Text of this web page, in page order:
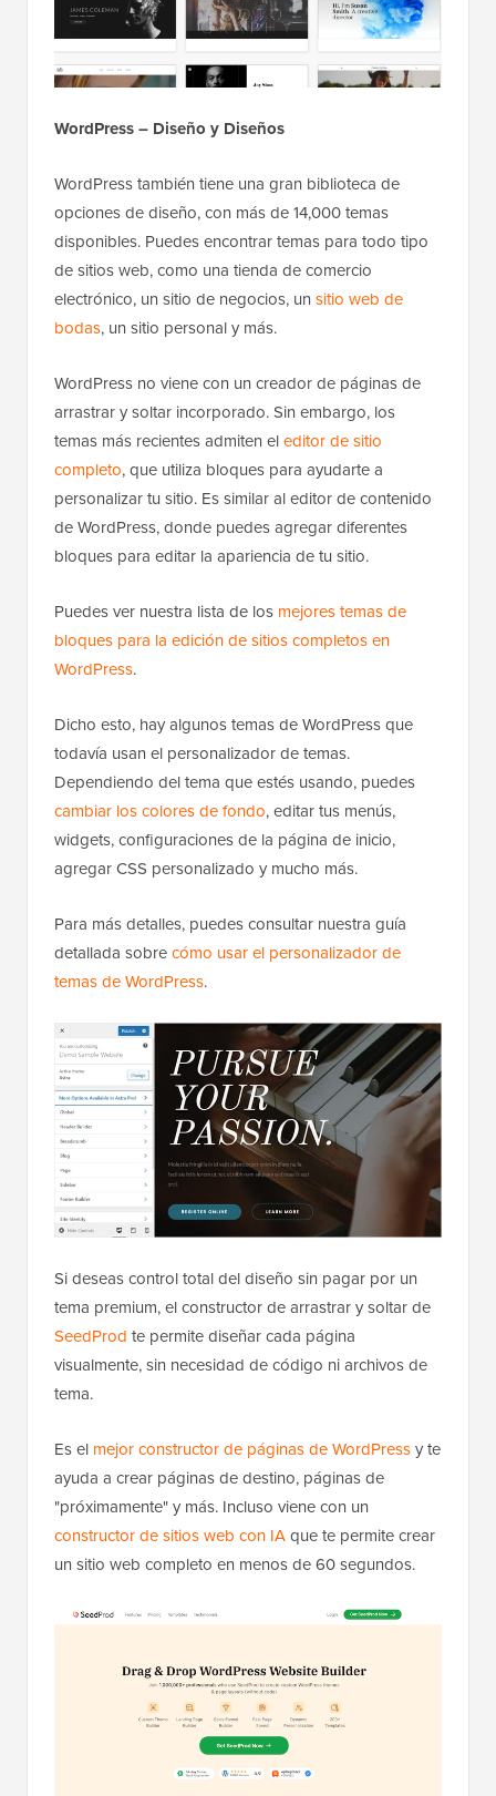
WordPress – Diseño y Diseños
WordPress también tiene una gran biblioteca de
opciones de diseño, con más de 14,000 temas
disponibles. Puedes encontrar temas para todo tipo
de sitios web, como una tienda de comercio
electrónico, un sitio de negocios, un sitio web de
bodas, un sitio personal y más.
WordPress no viene con un creador de páginas de
arrastrar y soltar incorporado. Sin embargo, los
temas más recientes admiten eleditor de sitio
completo, que utiliza bloques para ayudarte a
personalizar tu sitio. Es similar al editor de contenido
de WordPress, donde puedes agregar diferentes
bloques para editar la apariencia de tu sitio.
Puedes ver nuestra lista de los mejores temas de
bloques para la edición de sitios completos en
WordPress.
Dicho esto, hay algunos temas de WordPress que
todavía usan el personalizador de temas.
Dependiendo del tema que estés usando, puedes
cambiar los colores de fondo, editar tus menús,
widgets, configuraciones de la página de inicio,
agregar CSS personalizado y mucho más.
Para más detalles, puedes consultar nuestra guía
detallada sobrecómo usar el personalizador de
temas de WordPress.
Si deseas control total del diseño sin pagar por un
tema premium, el constructor de arrastrar y soltar de
SeedProd te permite diseñar cada página
visualmente, sin necesidad de código ni archivos de
tema.
Es el mejor constructor de páginas de WordPressy te
ayuda a crear páginas de destino, páginas de
"próximamente" y más. Incluso viene con un
constructor de sitios web con IAque te permite crear
un sitio web completo en menos de 60 segundos.